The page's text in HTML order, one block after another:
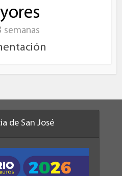
semanas
de San José